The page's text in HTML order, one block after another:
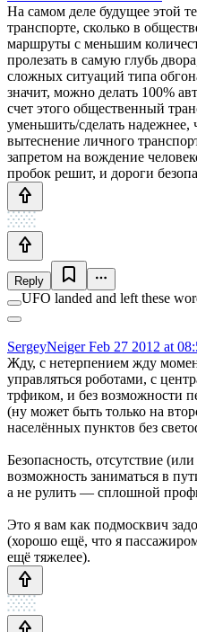
На самом деле будущее этой
транспорте, сколько в
маршруты с меньшим
пролезать в самую глубь
сложных ситуаций типа
значит, можно делать 100%
счет этого общественный
уменьшить/сделать надежнее,
вытеснение личного
запретом на вождение
пробок решит, и дороги
Reply
UFO landed and left these
SergeyNeigerFeb 27 2012 at
Жду, с нетерпением жду
управляться роботами, с
трфиком, и без возможности
(ну может быть только на
населённых пунктов без
Безопасность, отсутствие
возможность заниматься в
а не рулить — сплошной
Это я вам как подмосквич
(хорошо ещё, что я
ещё тяжелее).